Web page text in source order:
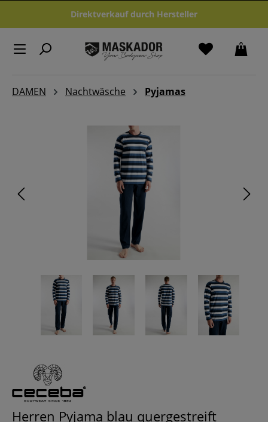
Zum Hauptinhalt springenDirektverkauf durch Hersteller
DAMEN Nachtwäsche Pyjamas
Herren Pyjama blau quergestreift